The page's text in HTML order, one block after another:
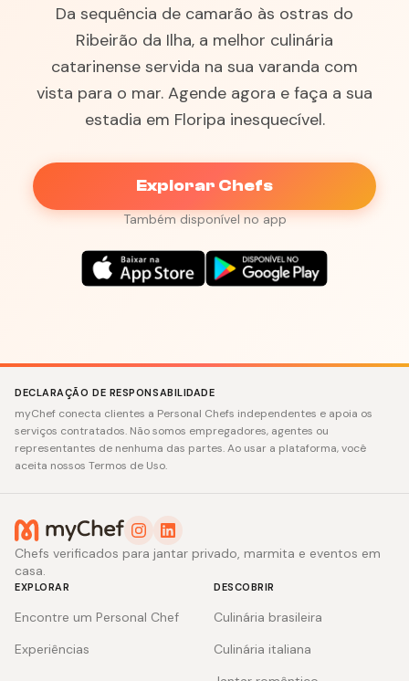
Da sequência de camarão às ostras do
Ribeirão da Ilha, a melhor culinária
catarinense servida na sua varanda com
vista para o mar. Agende agora e faça a sua
estadia em Floripa inesquecível.
Explorar Chefs
Também disponível no app
DECLARAÇÃO DE RESPONSABILIDADE
myChef conecta clientes a Personal Chefs independentes e apoia os
serviços contratados. Não somos empregadores, agentes ou
representantes de nenhuma das partes. Ao usar a plataforma, você
aceita nossos Termos de Uso.
Chefs verificados para jantar privado, marmita e eventos em
casa.
EXPLORAR
Encontre um Personal Chef
Experiências
DESCOBRIR
Culinária brasileira
Culinária italiana